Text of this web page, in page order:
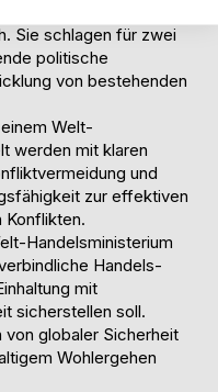
Sie schlagen für zwei
politische
von bestehenden
Welt-
werden mit klaren
und
zur effektiven
Konflikten.
Handelsministerium
Handels-
mit
sicherstellen soll.
globaler Sicherheit
Wohlergehen